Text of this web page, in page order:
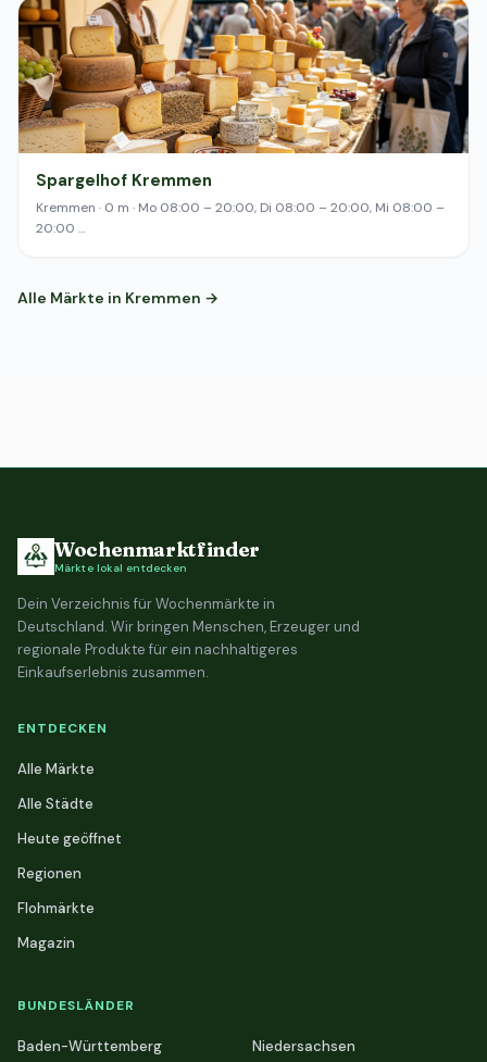
Spargelhof Kremmen
Kremmen · 0 m · Mo 08:00 – 20:00, Di 08:00 – 20:00, Mi 08:00 –
20:00 …
Alle Märkte in Kremmen →
Wochenmarktfinder
Märkte lokal entdecken
Dein Verzeichnis für Wochenmärkte in
Deutschland. Wir bringen Menschen, Erzeuger und
regionale Produkte für ein nachhaltigeres
Einkaufserlebnis zusammen.
ENTDECKEN
Alle Märkte
Alle Städte
Heute geöffnet
Regionen
Flohmärkte
Magazin
BUNDESLÄNDER
Baden-Württemberg
Niedersachsen